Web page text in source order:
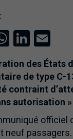
WhatsApp
des États
de type C-
contraint
autorisation
officiel
neuf